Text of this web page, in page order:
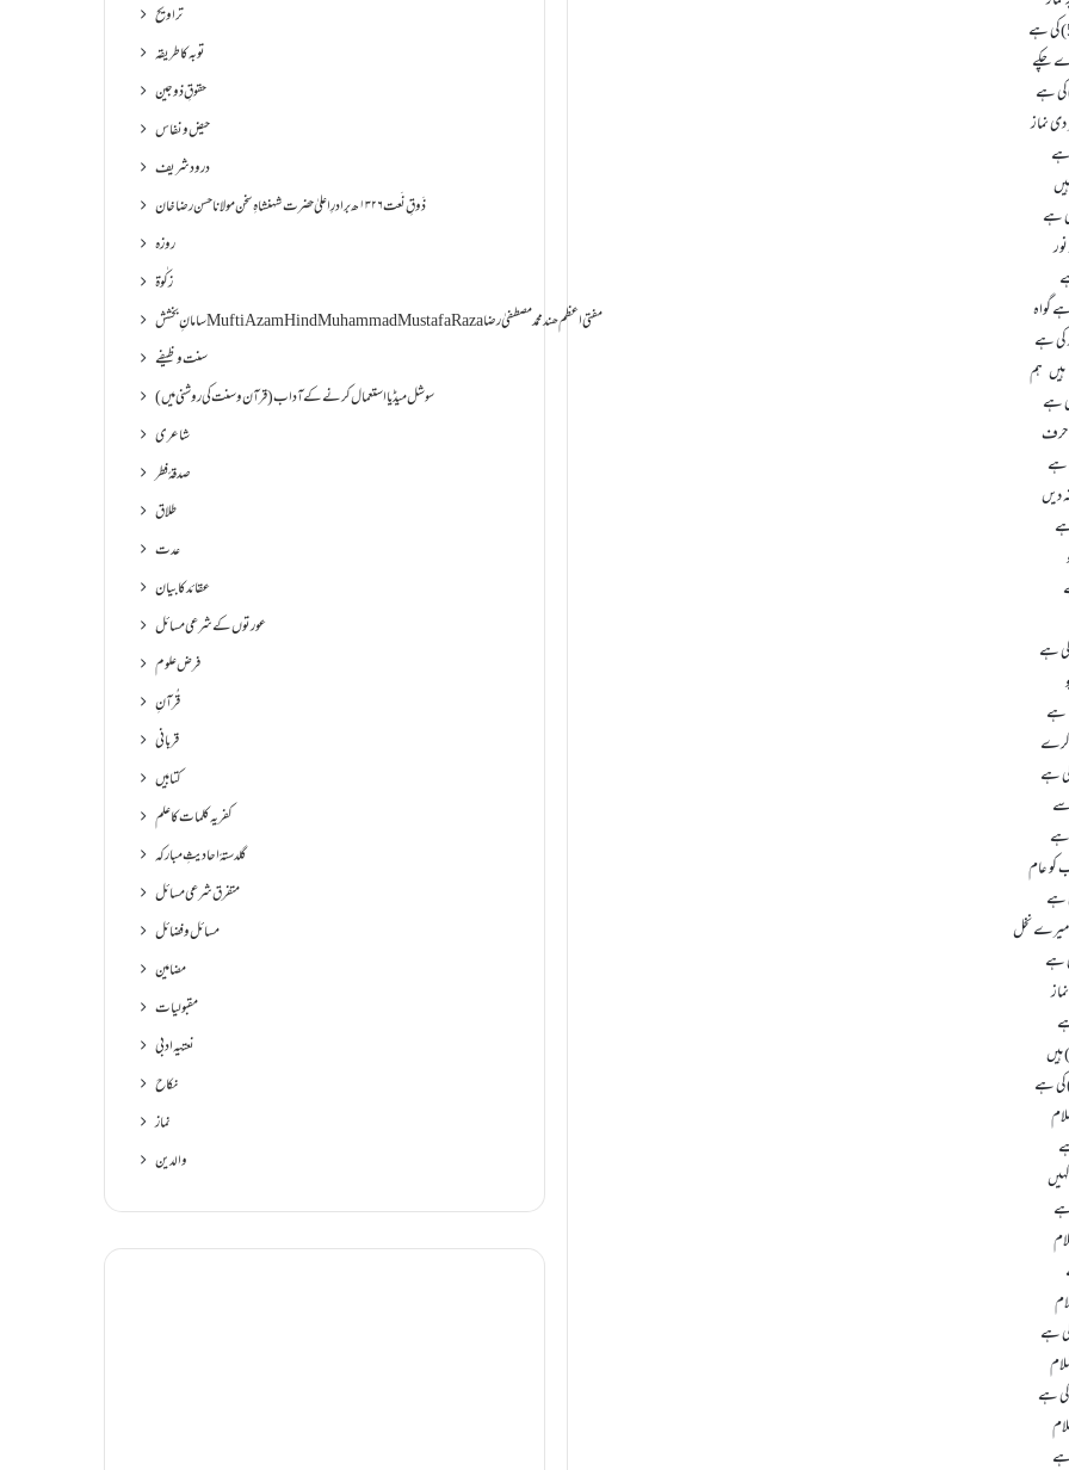
ہے
کی ہے
ہیں ہم
ہے
حرف
ہے
ہے
کرے
ہے
ہے
ہے
ہے
تراویح
توبہ کا طریقہ
حقوقِ ذوجین
حیض و نفاس
درود شریف
ذَوقِ نَعت ۱۳۲۶ھ برادرِ اعلیٰ حضرت شہنشاہِ سخن مولانا حسن رضا خان
روزہ
زکٰوۃ
سامانِ بخشش Mufti Azam Hind Muhammad Mustafa Raza مفتی اعظم ھند محمد مصطفیٰ رضا
سنت وظیفے
سوشل میڈیا استعمال کرنے کے آداب (قرآن و سنت کی روشنی میں)
شاعری
صدقۂ فطر
طلاق
عدت
عقائد کا بیان
عورتوں کے شرعی مسائل
فرض علوم
قُرآنِ
قربانی
کتابیں
کفریہ کلمات کا علم
گلدستۂ احادیثِ مبارکہ
متفرق شرعی مسائل
مسائل و فضائل
مضامین
مقبولیات
نعتیہ ادبی
نکاح
نماز
والدین